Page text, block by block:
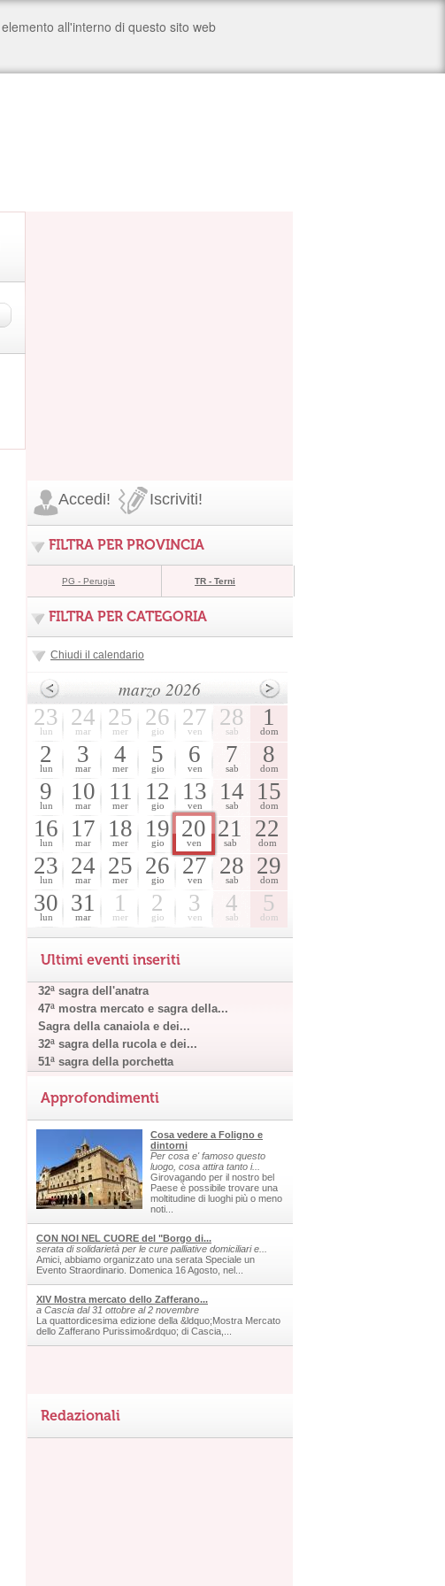
Accedi! Iscriviti!
FILTRA PER PROVINCIA
PG - Perugia TR - Terni
FILTRA PER CATEGORIA
Chiudi il calendario
marzo 2026
23
lun
24
mar
25
mer
26
gio
27
ven
28
sab
1
dom
2
lun
3
mar
4
mer
5
gio
6
ven
7
sab
8
dom
9
lun
10
mar
11
mer
12
gio
13
ven
14
sab
15
dom
16
lun
17
mar
18
mer
19
gio
20
ven
21
sab
22
dom
23
lun
24
mar
25
mer
26
gio
27
ven
28
sab
29
dom
30
lun
31
mar
1
mer
2
gio
3
ven
4
sab
5
dom
Ultimi eventi inseriti
32ª sagra dell'anatra
47ª mostra mercato e sagra della...
Sagra della canaiola e dei...
32ª sagra della rucola e dei...
51ª sagra della porchetta
Approfondimenti
Cosa vedere a Foligno e
dintorni
Per cosa e' famoso questo
luogo, cosa attira tanto i...
Girovagando per il nostro bel
Paese è possibile trovare una
moltitudine di luoghi più o meno
noti...
CON NOI NEL CUORE del "Borgo di...
serata di solidarietà per le cure palliative domiciliari e...
Amici, abbiamo organizzato una serata Speciale un
Evento Straordinario. Domenica 16 Agosto, nel...
XIV Mostra mercato dello Zafferano...
a Cascia dal 31 ottobre al 2 novembre
La quattordicesima edizione della &ldquo;Mostra Mercato
dello Zafferano Purissimo&rdquo; di Cascia,...
Redazionali